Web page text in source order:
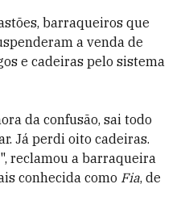
barraqueiros que
a venda de
e cadeiras pelo sistema
da confusão, sai todo
Já perdi oito cadeiras.
reclamou a barraqueira
conhecida como Fia, de